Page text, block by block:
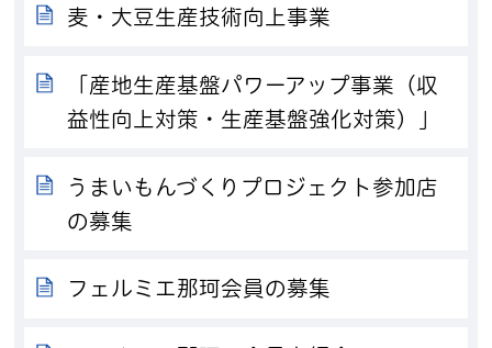
麦・大豆生産技術向上事業
「産地生産基盤パワーアップ事業（収
益性向上対策・生産基盤強化対策）」
うまいもんづくりプロジェクト参加店
の募集
フェルミエ那珂会員の募集